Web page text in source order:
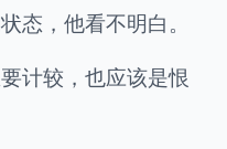
态，他看不明白。
计较，也应该是恨